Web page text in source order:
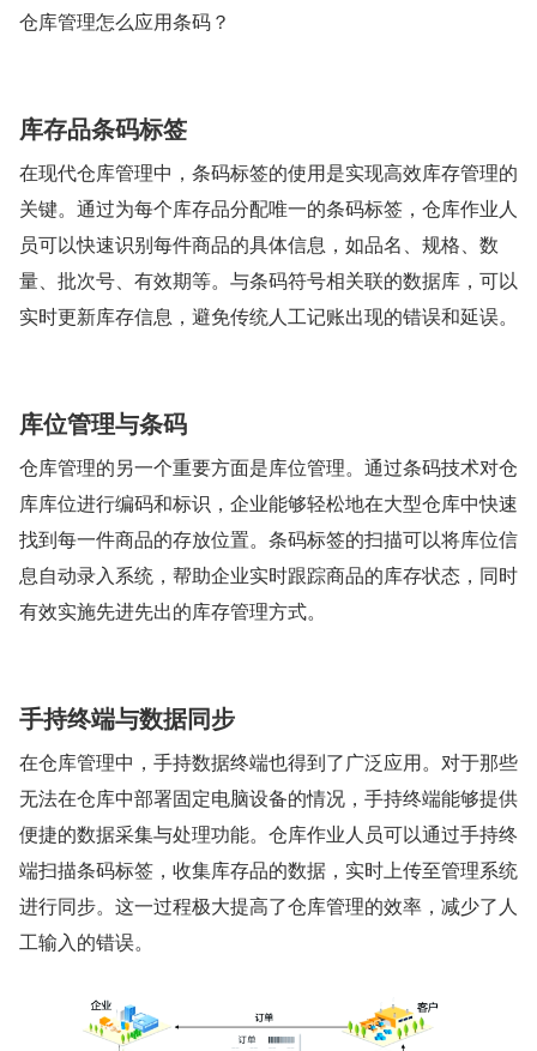
仓库管理怎么应用条码？
库存品条码标签
在现代仓库管理中，条码标签的使用是实现高效库存管理的
关键。通过为每个库存品分配唯一的条码标签，仓库作业人
员可以快速识别每件商品的具体信息，如品名、规格、数
量、批次号、有效期等。与条码符号相关联的数据库，可以
实时更新库存信息，避免传统人工记账出现的错误和延误。
库位管理与条码
仓库管理的另一个重要方面是库位管理。通过条码技术对仓
库库位进行编码和标识，企业能够轻松地在大型仓库中快速
找到每一件商品的存放位置。条码标签的扫描可以将库位信
息自动录入系统，帮助企业实时跟踪商品的库存状态，同时
有效实施先进先出的库存管理方式。
手持终端与数据同步
在仓库管理中，手持数据终端也得到了广泛应用。对于那些
无法在仓库中部署固定电脑设备的情况，手持终端能够提供
便捷的数据采集与处理功能。仓库作业人员可以通过手持终
端扫描条码标签，收集库存品的数据，实时上传至管理系统
进行同步。这一过程极大提高了仓库管理的效率，减少了人
工输入的错误。